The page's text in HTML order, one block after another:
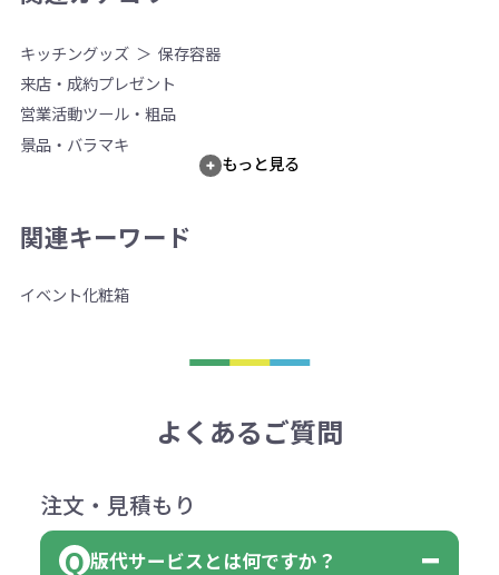
キッチングッズ
保存容器
来店・成約プレゼント
営業活動ツール・粗品
景品・バラマキ
もっと見る
関連キーワード
イベント化粧箱
よくあるご質問
注文・見積もり
版代サービスとは何ですか？